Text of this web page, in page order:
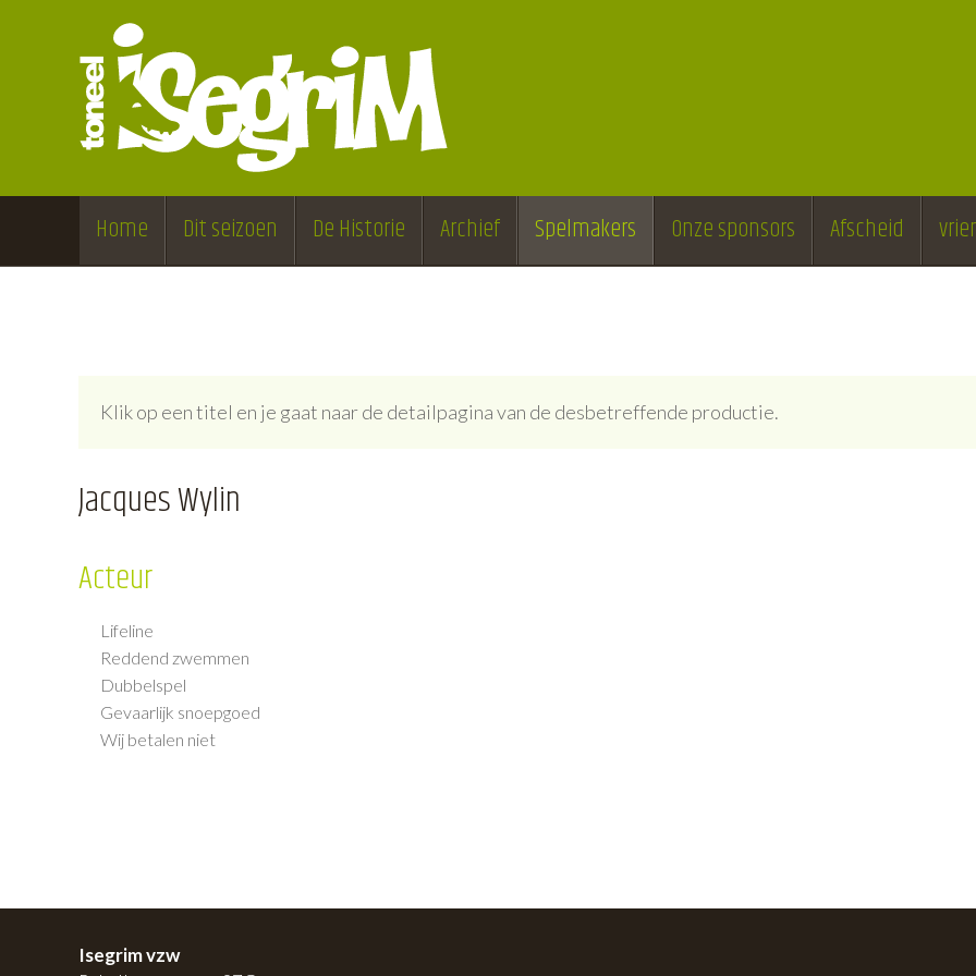
Home Dit seizoen De Historie Archief Spelmakers Onze sponsors Afscheid
Klik op een titel en je gaat naar de detailpagina van de desbetreffende productie.
Jacques Wylin
Acteur
Lifeline
Reddend zwemmen
Dubbelspel
Gevaarlijk snoepgoed
Wij betalen niet
Isegrim vzw